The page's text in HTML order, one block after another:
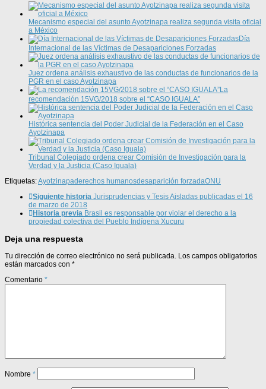
Mecanismo especial del asunto Ayotzinapa realiza segunda visita oficial
a México
Día
Internacional de las Víctimas de Desapariciones Forzadas
Juez ordena análisis exhaustivo de las conductas de funcionarios de la
PGR en el caso Ayotzinapa
La
recomendación 15VG/2018 sobre el “CASO IGUALA”
Histórica sentencia del Poder Judicial de la Federación en el Caso
Ayotzinapa
Tribunal Colegiado ordena crear Comisión de Investigación para la
Verdad y la Justicia (Caso Iguala)
Etiquetas:Ayotzinapaderechos humanosdesaparición forzadaONU
Siguiente historia Jurisprudencias y Tesis Aisladas publicadas el 16
de marzo de 2018
Historia previa Brasil es responsable por violar el derecho a la
propiedad colectiva del Pueblo Indígena Xucuru
Deja una respuesta
Tu dirección de correo electrónico no será publicada. Los campos obligatorios
están marcados con *
Comentario *
Nombre *